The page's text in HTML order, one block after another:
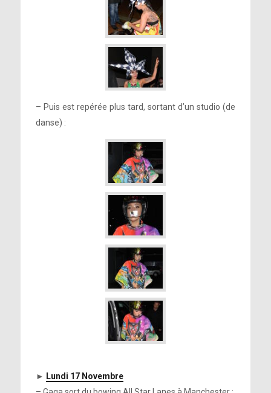
– Puis est repérée plus tard, sortant d’un studio (de
danse) :
► Lundi 17 Novembre